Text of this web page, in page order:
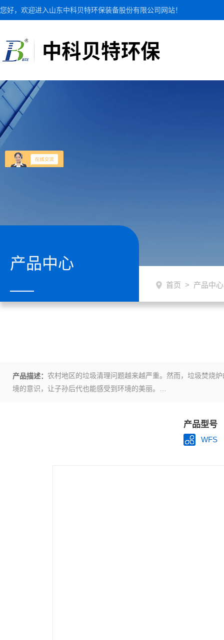
您好，欢迎进入山东中科贝特环保装备股份有限公司网站！
产品中心
首页 > 产品中心
产品描述： 农村地区的垃圾清理问题越来越严重。然而，垃圾焚烧
境的意识，让子孙后代也能感受到环境的美丽。
产品型号
WFS